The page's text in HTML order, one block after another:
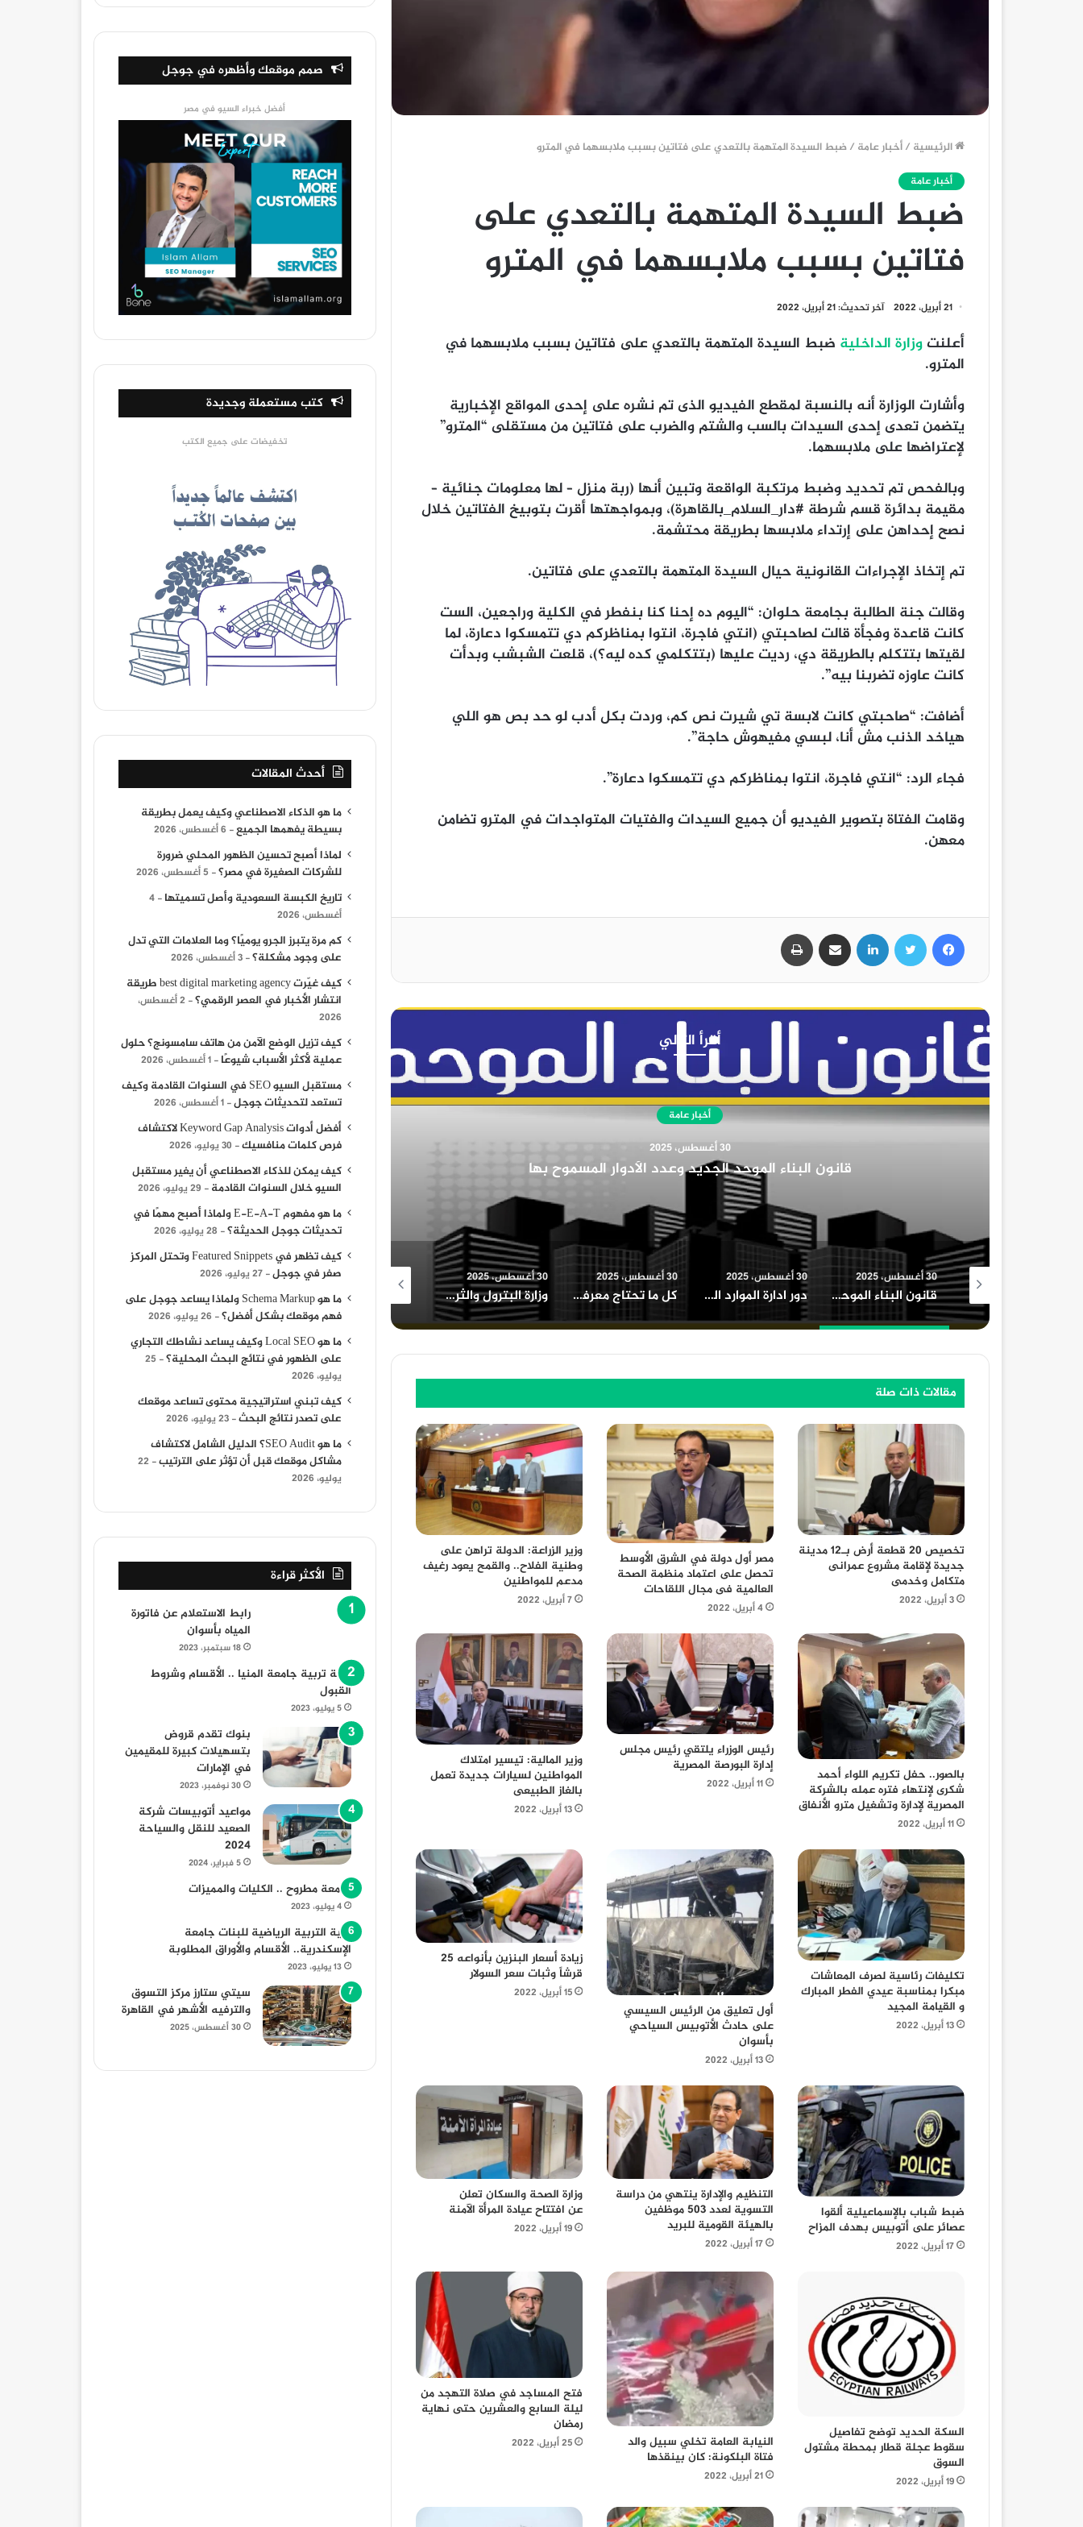
الرئيسية /أخبار عامة /ضبط السيدة المتهمة بالتعدي على فتاتين بسبب ملابسهما في المترو
أخبار عامة
ضبط السيدة المتهمة بالتعدي على
فتاتين بسبب ملابسهما في المترو
21 أبريل، 2022 آخر تحديث: 21 أبريل، 2022
أعلنتوزارة الداخلية ضبط السيدة المتهمة بالتعدي على فتاتين بسبب ملابسهما في
المترو.
وأشارت الوزارة أنه بالنسبة لمقطع الفيديو الذى تم نشره على إحدى المواقع الإخبارية
يتضمن تعدى إحدى السيدات بالسب والشتم والضرب على فتاتين من مستقلى “المترو”
لإعتراضها على ملابسهما.
وبالفحص تم تحديد وضبط مرتكبة الواقعة وتبين أنها (ربة منزل – لها معلومات جنائية –
مقيمة بدائرة قسم شرطة #دار_السلام_بالقاهرة)، وبمواجهتها أقرت بتوبيخ الفتاتين خلال
نصح إحداهن على إرتداء ملابسها بطريقة محتشمة.
تم إتخاذ الإجراءات القانونية حيال السيدة المتهمة بالتعدي على فتاتين.
وقالت جنة الطالبة بجامعة حلوان: “اليوم ده إحنا كنا بنفطر في الكلية وراجعين، الست
كانت قاعدة وفجأة قالت لصاحبتي (انتي فاجرة، انتوا بمناظركم دي تتمسكوا دعارة، لما
لقيتها بتتكلم بالطريقة دي، رديت عليها (بتتكلمي كده ليه؟)، قلعت الشبشب وبدأت
كانت عاوزه تضربنا بيه”.
أضافت: “صاحبتي كانت لابسة تي شيرت نص كم، وردت بكل أدب لو حد بص هو اللي
هياخد الذنب مش أنا، لبسي مفيهوش حاجة”.
فجاء الرد: “انتي فاجرة، انتوا بمناظركم دي تتمسكوا دعارة”.
وقامت الفتاة بتصوير الفيديو أن جميع السيدات والفتيات المتواجدات في المترو تضامن
معهن.
أقرأ التالي
أخبار عامة
الجديد وعدد الأدوار المسموح بها
30 أغسطس، 2025
دور ادارة الموارد البشرية في المؤسسات التعليمية
قانون البناء الموحد الجديد وعدد الأدوار المسموح بها
30 أغسطس، 2025
دور ادارة الموارد البشرية في المؤسسات التعليمية
30 أغسطس، 2025
كل ما تحتاج معرفته عن قانون التصالح في مخالفات البناء في مصر
30 أغسطس، 2025
وزارة البترول والثروة المعدنية في مصر دور محوري وفرص استثنائية
30 أغسطس، 2025
أهمية التحليل والبيانات في تطوير استراتيجيات التسويق الإلكتروني
30 أغسطس، 2025
أساسيات تصميم المواقع: كيف تبدأ في بناء موقع إلكتروني ناجح
مقالات ذات صلة
تخصيص 20 قطعة أرض بـ12 مدينة
جديدة لإقامة مشروع عمرانى
متكامل وخدمى
3 أبريل، 2022
مصر أول دولة في الشرق الأوسط
تحصل على اعتماد منظمة الصحة
العالمية فى مجال اللقاحات
4 أبريل، 2022
وزير الزراعة: الدولة تراهن على
وطنية الفلاح.. والقمح يعود رغيف
مدعم للمواطنين
7 أبريل، 2022
بالصور.. حفل تكريم اللواء أحمد
شكرى لإنتهاء فتره عمله بالشركة
المصرية لإدارة وتشغيل مترو الأنفاق
11 أبريل، 2022
رئيس الوزراء يلتقي رئيس مجلس
إدارة البورصة المصرية
11 أبريل، 2022
وزير المالية: تيسير امتلاك
المواطنين لسيارات جديدة تعمل
بالغاز الطبيعى
13 أبريل، 2022
تكليفات رئاسية لصرف المعاشات
مبكرا بمناسبة عيدي الفطر المبارك
و القيامة المجيد
13 أبريل، 2022
أول تعليق من الرئيس السيسي
على حادث الأتوبيس السياحي
بأسوان
13 أبريل، 2022
زيادة أسعار البنزين بأنواعه 25
قرشاً وثبات سعر السولار
15 أبريل، 2022
ضبط شباب بالإسماعيلية ألقوا
عصائر على أتوبيس بهدف المزاح
17 أبريل، 2022
التنظيم والإدارة ينتهي من دراسة
التسوية لعدد 503 موظفين
بالهيئة القومية للبريد
17 أبريل، 2022
وزارة الصحة والسكان تعلن
عن افتتاح عيادة المرأة الآمنة
19 أبريل، 2022
السكة الحديد توضح تفاصيل
سقوط عجلة قطار بمحطة مشتول
السوق
19 أبريل، 2022
النيابة العامة تخلي سبيل والد
فتاة البلكونة: كان بينقذها
21 أبريل، 2022
فتح المساجد في صلاة التهجد من
ليلة السابع والعشرين حتى نهاية
رمضان
25 أبريل، 2022
صمم موقعك وأظهره في جوجل
أفضل خبراء السيو في مصر
كتب مستعملة وجديدة
تخفيضات على جميع الكتب
أحدث المقالات
ما هو الذكاء الاصطناعي وكيف يعمل بطريقة
بسيطة يفهمها الجميع
6 أغسطس، 2026
لماذا أصبح تحسين الظهور المحلي ضرورة
للشركات الصغيرة في مصر؟
5 أغسطس، 2026
تاريخ الكبسة السعودية وأصل تسميتها
4
أغسطس، 2026
كم مرة يتبرز الجرو يوميًا؟ وما العلامات التي تدل
على وجود مشكلة؟
3 أغسطس، 2026
كيف غيّرت best digital marketing agency طريقة
انتشار الأخبار في العصر الرقمي؟
2 أغسطس،
2026
كيف تزيل الوضع الآمن من هاتف سامسونج؟ حلول
عملية لأكثر الأسباب شيوعًا
1 أغسطس، 2026
مستقبل السيو SEO في السنوات القادمة وكيف
تستعد لتحديثات جوجل
1 أغسطس، 2026
أفضل أدوات Keyword Gap Analysis لاكتشاف
فرص كلمات منافسيك
30 يوليو، 2026
كيف يمكن للذكاء الاصطناعي أن يغير مستقبل
السيو خلال السنوات القادمة
29 يوليو، 2026
ما هو مفهوم E-E-A-T ولماذا أصبح مهمًا في
تحديثات جوجل الحديثة؟
28 يوليو، 2026
كيف تظهر في Featured Snippets وتحتل المركز
صفر في جوجل
27 يوليو، 2026
ما هو Schema Markup ولماذا يساعد جوجل على
فهم موقعك بشكل أفضل؟
26 يوليو، 2026
ما هو Local SEO وكيف يساعد نشاطك التجاري
على الظهور في نتائج البحث المحلية؟
25
يوليو، 2026
كيف تبني استراتيجية محتوى تساعد موقعك
على تصدر نتائج البحث
23 يوليو، 2026
ما هو SEO Audit؟ الدليل الشامل لاكتشاف
مشاكل موقعك قبل أن تؤثر على الترتيب
22
يوليو، 2026
الأكثر قراءة
رابط الاستعلام عن فاتورة
المياه بأسوان
18 سبتمبر، 2023
كلية تربية جامعة المنيا .. الأقسام وشروط
القبول
5 يوليو، 2023
بنوك تقدم قروض
بتسهيلات كبيرة للمقيمين
في الإمارات
30 نوفمبر، 2023
مواعيد أتوبيسات شركة
الصعيد للنقل والسياحة
2024
5 فبراير، 2024
جامعة مطروح .. الكليات والمميزات
4 يوليو، 2023
كلية التربية الرياضية للبنات جامعة
الإسكندرية.. الأقسام والأوراق المطلوبة
13 يوليو، 2023
سيتي ستارز مركز التسوق
والترفيه الأشهر في القاهرة
30 أغسطس، 2025